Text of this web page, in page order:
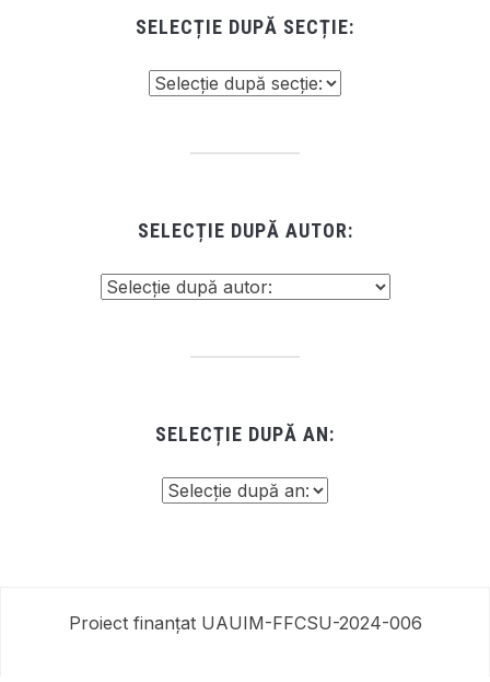
SELECȚIE DUPĂ SECȚIE:
SELECȚIE DUPĂ AUTOR:
SELECȚIE DUPĂ AN:
Proiect finanțat UAUIM-FFCSU-2024-006